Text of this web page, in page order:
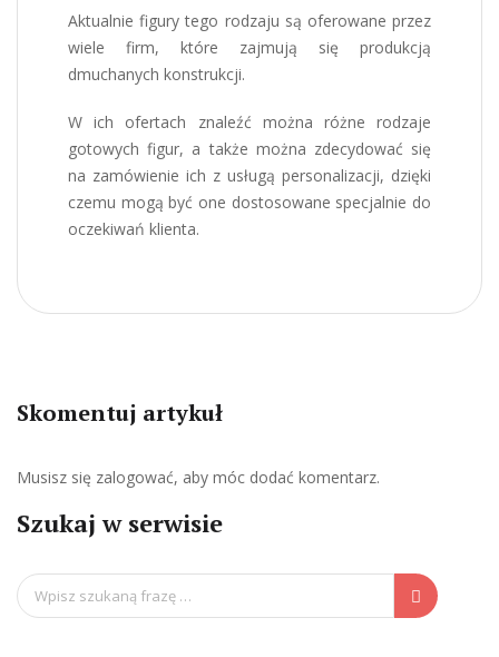
Aktualnie figury tego rodzaju są oferowane przez
wiele firm, które zajmują się produkcją
dmuchanych konstrukcji.
W ich ofertach znaleźć można różne rodzaje
gotowych figur, a także można zdecydować się
na zamówienie ich z usługą personalizacji, dzięki
czemu mogą być one dostosowane specjalnie do
oczekiwań klienta.
Skomentuj artykuł
Musisz się zalogować, aby móc dodać komentarz.
Szukaj w serwisie
Search
for: